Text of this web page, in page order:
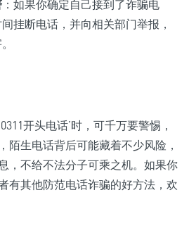
：如果你确定自己接到了诈骗电
挂断电话，并向相关部门举报，
开头电话’时，可千万要警惕，
陌生电话背后可能藏着不少风险，
，不给不法分子可乘之机。如果你
有其他防范电话诈骗的好方法，欢